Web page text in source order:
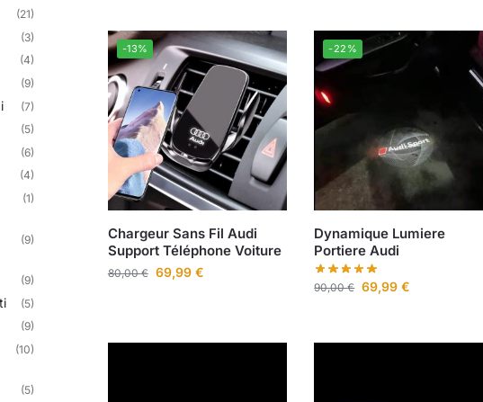
-13%
Chargeur Sans Fil Audi
Support Téléphone Voiture
80,00€ 69,99 €
-22%
Dynamique Lumiere
Portiere Audi
90,00€ 69,99€
(21)
(3)
(4)
(9)
(7)
(5)
(6)
(4)
(1)
(9)
(9)
(5)
(9)
(10)
(5)